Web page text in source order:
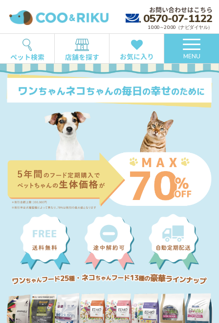
お問い合わせはこちら
0570-07-1122
10:00～20:00（ナビダイヤル）
ペット検索 店舗を探す お気に入り MENU